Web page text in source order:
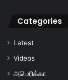
Categories
Latest
Videos
அமெரிக்கா